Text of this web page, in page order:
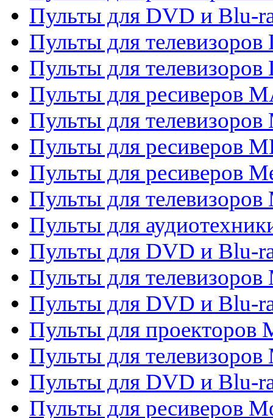
Пульты для DVD и Blu-
Пульты для телевизоров
Пульты для телевизоров
Пульты для ресиверов
Пульты для телевизоров
Пульты для ресиверов
Пульты для ресиверов
Пульты для телевизоров
Пульты для
Пульты для DVD и Blu-
Пульты для
Пульты для DVD и Blu-
Пульты для проекторов
Пульты для
Пульты для DVD и Blu-
Пульты для ресиверов